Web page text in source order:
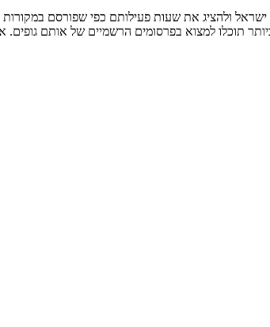
ולהציג את שעות פעילותם כפי שפורסם
תוכלו למצוא בפרסומים הרשמיים של אותם